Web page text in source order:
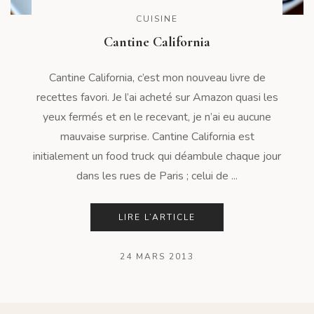
CUISINE
Cantine California
Cantine California, c’est mon nouveau livre de
recettes favori. Je l’ai acheté sur Amazon quasi les
yeux fermés et en le recevant, je n’ai eu aucune
mauvaise surprise. Cantine California est
initialement un food truck qui déambule chaque jour
dans les rues de Paris ; celui de ...
LIRE L’ARTICLE
24 MARS 2013